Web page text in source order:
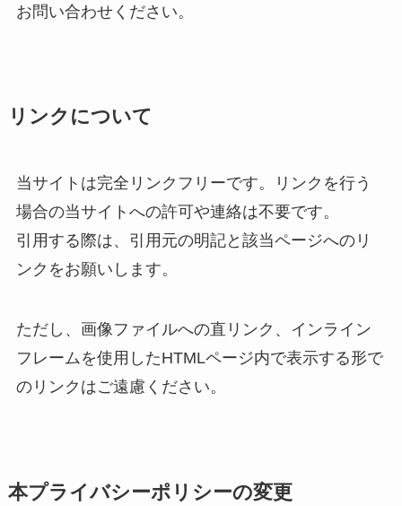
お問い合わせください。
リンクについて
当サイトは完全リンクフリーです。リンクを行う
場合の当サイトへの許可や連絡は不要です。
引用する際は、引用元の明記と該当ページへのリ
ンクをお願いします。
ただし、画像ファイルへの直リンク、インライン
フレームを使用したHTMLページ内で表示する形で
のリンクはご遠慮ください。
本プライバシーポリシーの変更